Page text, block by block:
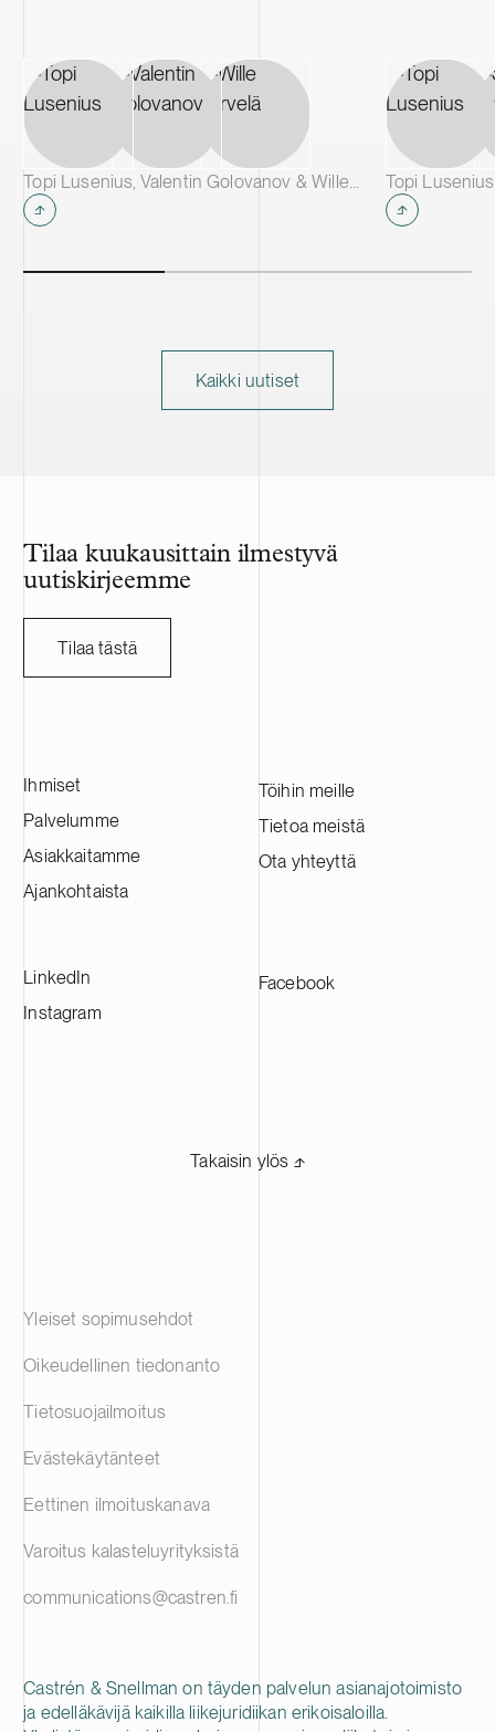
Topi
Kaikki uutiset
Tilaa kuukausittain ilmestyvä
uutiskirjeemme
Tilaa tästä
Ihmiset
Palvelumme
Asiakkaitamme
Ajankohtaista
Töihin meille
Tietoa meistä
Ota yhteyttä
LinkedIn
Instagram
Facebook
Takaisin ylös ⬏
Castrén & Snellman on täyden palvelun asianajotoimisto
ja edelläkävijä kaikilla liikejuridiikan erikoisaloilla.
Yleiset sopimusehdot
Oikeudellinen tiedonanto
Tietosuojailmoitus
Evästekäytänteet
Eettinen ilmoituskanava
Varoitus kalasteluyrityksistä
communications@castren.fi